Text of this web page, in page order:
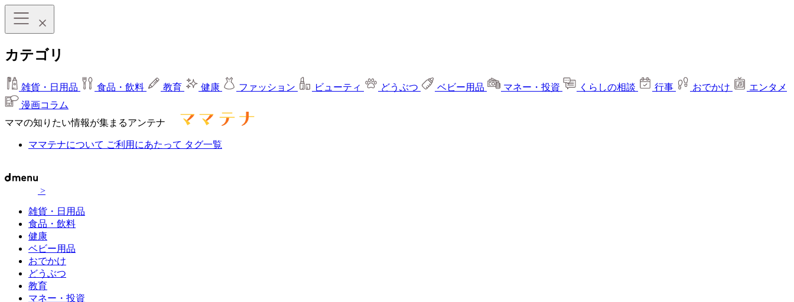
カテゴリ
雑貨・日用品 食品・飲料 教育 健康 ファッション ビューティ どうぶつ ベビー用品 マネー・投資 くらしの相談 行事 おでかけ
エンタメ
漫画コラム
ママの知りたい情報が集まるアンテナ
ママテナについて ご利用にあたって タグ一覧
>
雑貨・日用品
食品・飲料
健康
ベビー用品
おでかけ
どうぶつ
教育
マネー・投資